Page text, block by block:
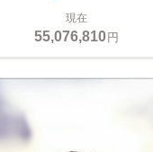
現在
55,076,810円